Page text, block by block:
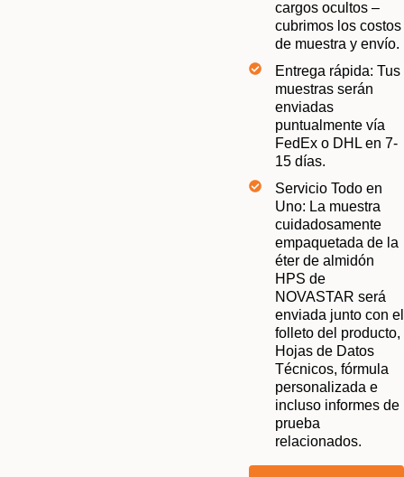
cargos ocultos –
cubrimos los costos
de muestra y envío.
Entrega rápida: Tus
muestras serán
enviadas
puntualmente vía
FedEx o DHL en 7-
15 días.
Servicio Todo en
Uno: La muestra
cuidadosamente
empaquetada de la
éter de almidón
HPS de
NOVASTAR será
enviada junto con el
folleto del producto,
Hojas de Datos
Técnicos, fórmula
personalizada e
incluso informes de
prueba
relacionados.